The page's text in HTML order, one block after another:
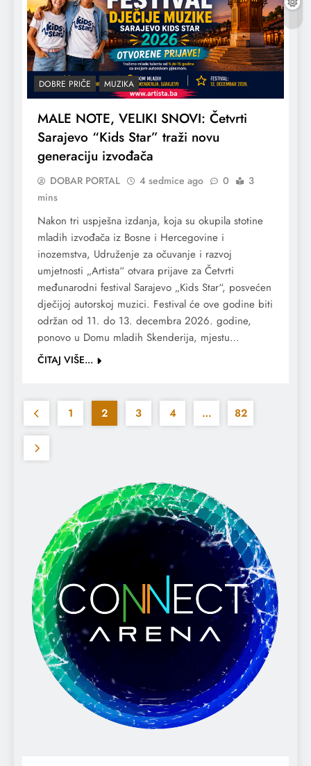
DOBRE PRIČE MUZIKA
MALE NOTE, VELIKI SNOVI: Četvrti
Sarajevo “Kids Star” traži novu
generaciju izvođača
DOBAR PORTAL 4 sedmice ago 0
3
mins
Nakon tri uspješna izdanja, koja su okupila stotine
mladih izvođača iz Bosne i Hercegovine i
inozemstva, Udruženje za očuvanje i razvoj
umjetnosti „Artista“ otvara prijave za Četvrti
međunarodni festival Sarajevo „Kids Star“, posvećen
dječijoj autorskoj muzici. Festival će ove godine biti
održan od 11. do 13. decembra 2026. godine,
ponovo u Domu mladih Skenderija, mjestu…
ČITAJ VIŠE...
1 2 3 4 … 82